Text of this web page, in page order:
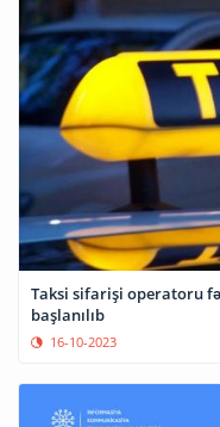
Taksi sifarişi operatoru
başlanılıb
16-10-2023